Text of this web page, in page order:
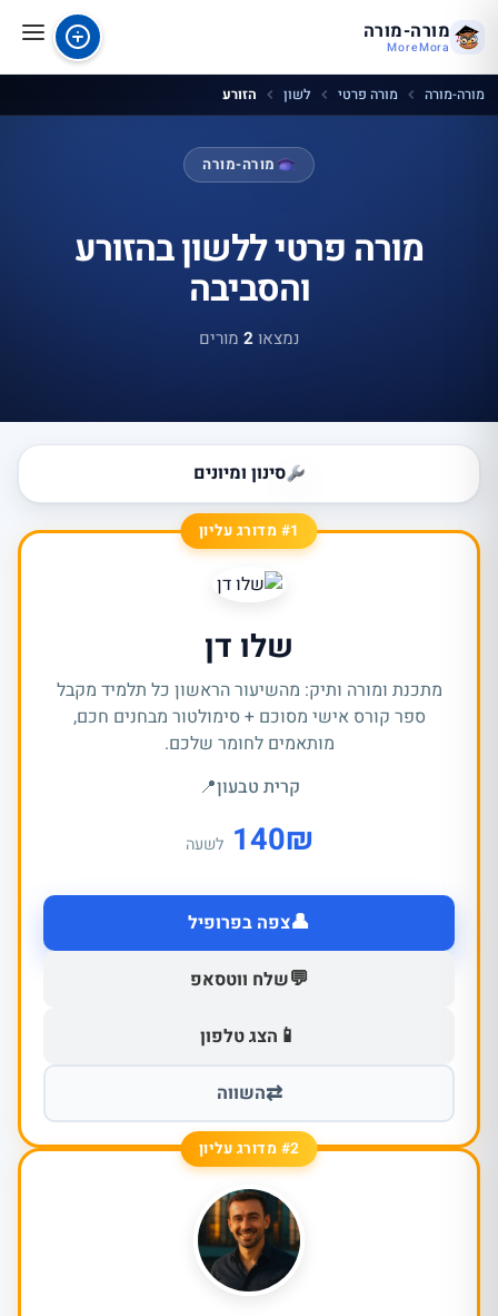
מורה-מורה
MoreMora
מורה-מורה מורה פרטי לשון הזורע
מורה-מורה
מורה פרטי ללשון בהזורע
והסביבה
נמצאו2 מורים
סינון ומיונים
#1 מדורג עליון
שלו דן
מתכנת ומורה ותיק: מהשיעור הראשון כל תלמיד מקבל
ספר קורס אישי מסוכם + סימולטור מבחנים חכם,
מותאמים לחומר שלכם.
קרית טבעון📍
₪
140 לשעה
👤צפה בפרופיל
💬שלח ווטסאפ
📱 הצג טלפון
⇄השווה
#2 מדורג עליון